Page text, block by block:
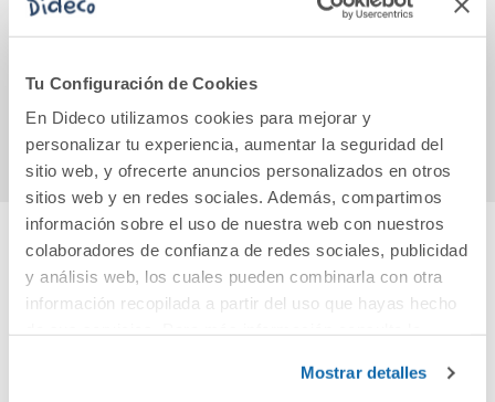
Tu Configuración de Cookies
En Dideco utilizamos cookies para mejorar y
personalizar tu experiencia, aumentar la seguridad del
sitio web, y ofrecerte anuncios personalizados en otros
sitios web y en redes sociales. Además, compartimos
información sobre el uso de nuestra web con nuestros
colaboradores de confianza de redes sociales, publicidad
y análisis web, los cuales pueden combinarla con otra
información recopilada a partir del uso que hayas hecho
Mostrar detalles
ciudadanas
Comprar
Comprar
Cuéntanos tu opinión
¡Sé el primero en valorar este producto!